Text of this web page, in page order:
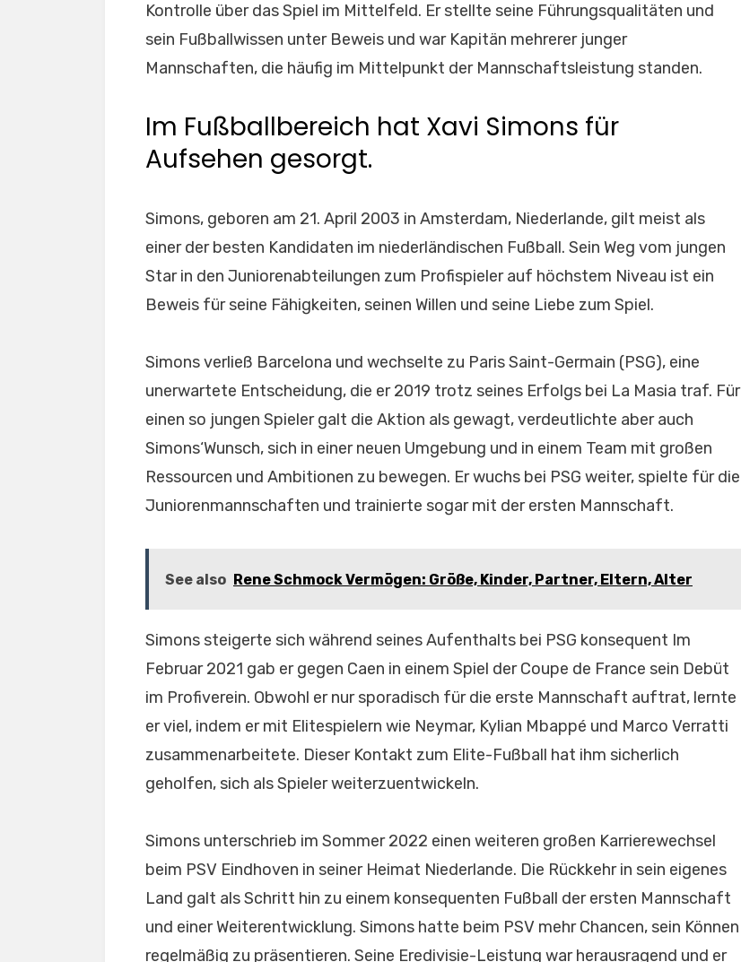
Kontrolle über das Spiel im Mittelfeld. Er stellte seine Führungsqualitäten und
sein Fußballwissen unter Beweis und war Kapitän mehrerer junger
Mannschaften, die häufig im Mittelpunkt der Mannschaftsleistung standen.
Im Fußballbereich hat Xavi Simons für
Aufsehen gesorgt.
Simons, geboren am 21. April 2003 in Amsterdam, Niederlande, gilt meist als
einer der besten Kandidaten im niederländischen Fußball. Sein Weg vom jungen
Star in den Juniorenabteilungen zum Profispieler auf höchstem Niveau ist ein
Beweis für seine Fähigkeiten, seinen Willen und seine Liebe zum Spiel.
Simons verließ Barcelona und wechselte zu Paris Saint-Germain (PSG), eine
unerwartete Entscheidung, die er 2019 trotz seines Erfolgs bei La Masia traf. Für
einen so jungen Spieler galt die Aktion als gewagt, verdeutlichte aber auch
Simons‘Wunsch, sich in einer neuen Umgebung und in einem Team mit großen
Ressourcen und Ambitionen zu bewegen. Er wuchs bei PSG weiter, spielte für die
Juniorenmannschaften und trainierte sogar mit der ersten Mannschaft.
See also Rene Schmock Vermögen: Größe, Kinder, Partner, Eltern, Alter
Simons steigerte sich während seines Aufenthalts bei PSG konsequent Im
Februar 2021 gab er gegen Caen in einem Spiel der Coupe de France sein Debüt
im Profiverein. Obwohl er nur sporadisch für die erste Mannschaft auftrat, lernte
er viel, indem er mit Elitespielern wie Neymar, Kylian Mbappé und Marco Verratti
zusammenarbeitete. Dieser Kontakt zum Elite-Fußball hat ihm sicherlich
geholfen, sich als Spieler weiterzuentwickeln.
Simons unterschrieb im Sommer 2022 einen weiteren großen Karrierewechsel
beim PSV Eindhoven in seiner Heimat Niederlande. Die Rückkehr in sein eigenes
Land galt als Schritt hin zu einem konsequenten Fußball der ersten Mannschaft
und einer Weiterentwicklung. Simons hatte beim PSV mehr Chancen, sein Können
regelmäßig zu präsentieren. Seine Eredivisie-Leistung war herausragend und er